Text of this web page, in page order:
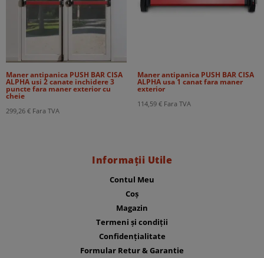
Maner antipanica PUSH BAR CISA
ALPHA usi 2 canate inchidere 3
puncte fara maner exterior cu
cheie
299,26 € Fara TVA
Maner antipanica PUSH BAR CISA
ALPHA usa 1 canat fara maner
exterior
114,59 € Fara TVA
Informații Utile
Contul Meu
Coș
Magazin
Termeni și condiții
Confidențialitate
Formular Retur & Garantie